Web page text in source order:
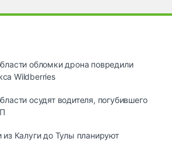
обломки дрона повредили
Wildberries
осудят водителя, погубившего
из Калуги до Тулы планируют